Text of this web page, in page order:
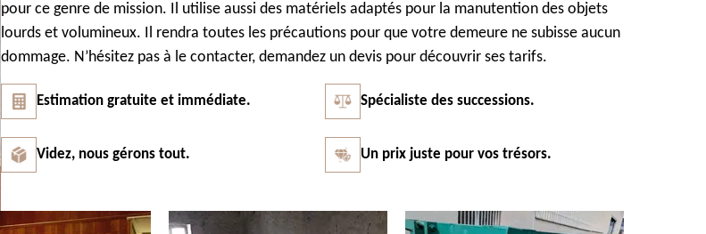
pour ce genre de mission. Il utilise aussi des matériels adaptés pour la manutention des objets
lourds et volumineux. Il rendra toutes les précautions pour que votre demeure ne subisse aucun
dommage. N’hésitez pas à le contacter, demandez un devis pour découvrir ses tarifs.
Estimation gratuite et immédiate. Spécialiste des successions.
Videz, nous gérons tout. Un prix juste pour vos trésors.